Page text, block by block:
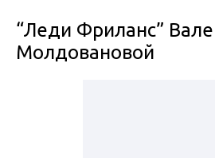
“Леди Фриланс”
Молдовановой